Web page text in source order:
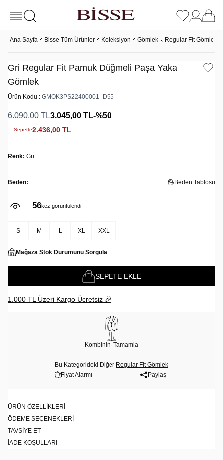
Ana Sayfa Bisse Tüm Ürünler Koleksiyon Gömlek Regular Fit Gömlek
Gri Regular Fit Pamuk Düğmeli Paşa Yaka
Gömlek
Ürün Kodu : GMOK3PS22400001_D55
6.090,00TL3.045,00 TL-%50
Sepette2.436,00 TL
Renk: Gri
Beden: Beden Tablosu
56kez görüntülendi
S M L XL XXL
Mağaza Stok Durumunu Sorgula
SEPETE EKLE
1.000 TL Üzeri Kargo Ücretsiz 🎉
Kombinini Tamamla
Bu Kategorideki Diğer Regular Fit Gömlek
Fiyat Alarmı
Paylaş
ÜRÜN ÖZELLIKLERI
ÖDEME SEÇENEKLERI
TAVSIYE ET
İADE KOŞULLARI